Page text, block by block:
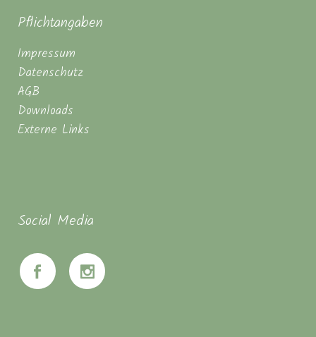
Pflichtangaben
Impressum
Datenschutz
AGB
Downloads
Externe Links
Social Media